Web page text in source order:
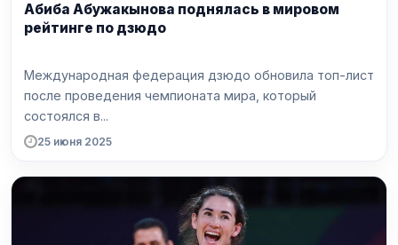
Абиба Абужакынова поднялась в мировом
рейтинге по дзюдо
Международная федерация дзюдо обновила топ-лист
после проведения чемпионата мира, который
состоялся в...
25 июня 2025